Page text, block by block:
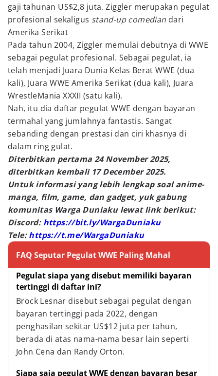
gaji tahunan US$2,8 juta. Ziggler merupakan pegulat
profesional sekaligus stand-up comedian dari
Amerika Serikat
Pada tahun 2004, Ziggler memulai debutnya di WWE
sebagai pegulat profesional. Sebagai pegulat, ia
telah menjadi Juara Dunia Kelas Berat WWE (dua
kali), Juara WWE Amerika Serikat (dua kali), Juara
WrestleMania XXXII (satu kali).
Nah, itu dia daftar pegulat WWE dengan bayaran
termahal yang jumlahnya fantastis. Sangat
sebanding dengan prestasi dan ciri khasnya di
dalam ring gulat.
Diterbitkan pertama 24 November 2025,
diterbitkan kembali 17 December 2025.
Untuk informasi yang lebih lengkap soal anime-
manga, film, game, dan gadget, yuk gabung
komunitas Warga Duniaku lewat link berikut:
Discord: https://bit.ly/WargaDuniaku
Tele:https://t.me/WargaDuniaku
FAQ Seputar Pegulat WWE Paling Mahal
Pegulat siapa yang disebut memiliki bayaran
tertinggi di daftar ini?
Brock Lesnar disebut sebagai pegulat dengan
bayaran tertinggi pada 2022, dengan
penghasilan sekitar US$12 juta per tahun,
berada di atas nama-nama besar lain seperti
John Cena dan Randy Orton.
Siapa saja pegulat WWE dengan bayaran besar